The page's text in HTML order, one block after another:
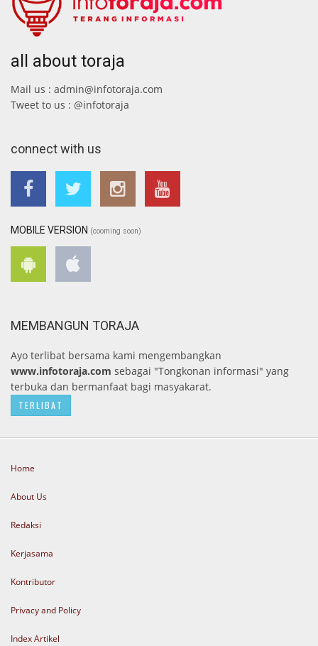
all about toraja
Mail us : admin@infotoraja.com
Tweet to us : @infotoraja
connect with us
MOBILE VERSION (cooming soon)
MEMBANGUN TORAJA
Ayo terlibat bersama kami mengembangkan
www.infotoraja.com sebagai "Tongkonan informasi" yang
terbuka dan bermanfaat bagi masyakarat.
TERLIBAT
Home
About Us
Redaksi
Kerjasama
Kontributor
Privacy and Policy
Index Artikel